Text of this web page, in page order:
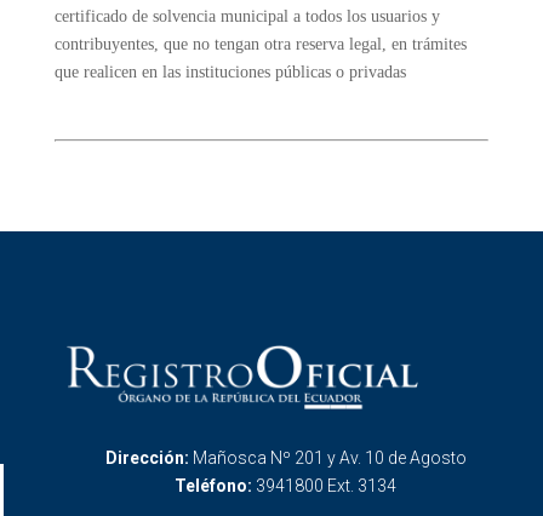
certificado de solvencia municipal a todos los usuarios y
contribuyentes, que no tengan otra reserva legal, en trámites
que realicen en las instituciones públicas o privadas
Dirección: Mañosca Nº 201 y Av. 10 de Agosto
Teléfono: 3941800 Ext. 3134